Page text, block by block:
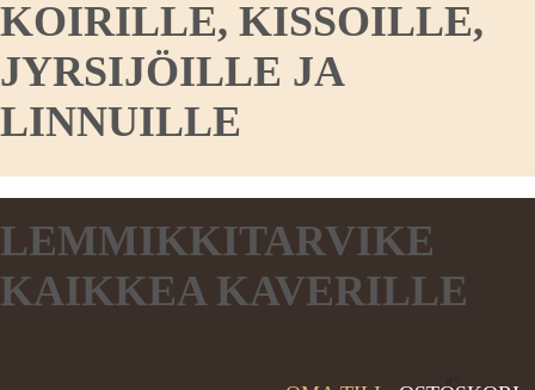
KOIRILLE, KISSOILLE,
JYRSIJÖILLE JA
LINNUILLE
LEMMIKKITARVIKE
KAIKKEA KAVERILLE
©